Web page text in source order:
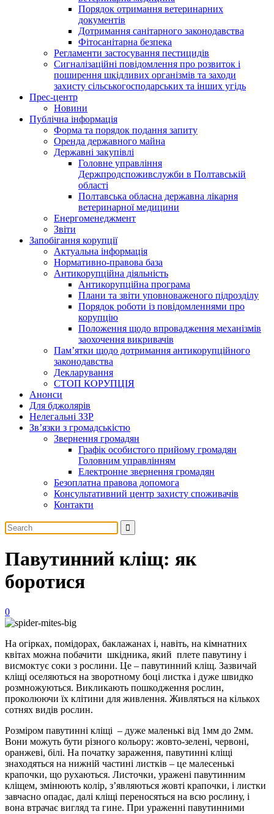
Порядок отримання ветеринарних
документів
Дотримання санітарного законодавства
Фітосанітарна безпека
Регламенти застосування пестицидів
Сигналізаційні повідомлення про розвиток і
поширення шкідливих організмів та заходи
захисту сільськогосподарських та інших угідь
Прес-центр
Новини
Публічна інформація
Форма та порядок подання запиту
Оренда державного майна
Державні закупівлі
Головне управління
Держпродспоживслужби в Полтавській
області
Полтавська обласна державна лікарня
ветеринарної медицини
Енергоменеджмент
Звіти
Запобігання корупції
Актуальна інформація
Нормативно-правова база
Антикорупційна діяльність
Антикорупційна програма
Плани та звіти уповноваженого підрозділу
Порядок роботи із повідомленнями про
корупцію
Положення щодо впровадження механізмів
заохочення викривачів
Пам’ятки щодо дотримання антикорупційного
законодавства
Декларування
СТОП КОРУПЦІЯ
Анонси
Для бджолярів
Нелегальні ЗЗР
Зв’язки з громадськістю
Звернення громадян
Графік особистого прийому громадян
Головним управлінням
Електронне звернення громадян
Безоплатна правова допомога
Консультативний центр захисту споживачів
Контакти
Павутинний кліщ: як
боротися
0
На огірках, помідорах, баклажанах і, навіть, на кімнатних
квітах можна побачити шкідника, який плете павутину і
висмоктує соки з рослини. Це – павутинний кліщ. Зазвичай
кліщі оселяються на зворотному боці листка і дуже швидко
розмножуються. Викликають пошкодження рослин,
проколюючи їх клітини для живлення. Живляться на кількох
сотнях видів рослин.
Розміром павутинні кліщі – дуже маленькі від 1мм до 2мм.
Вони можуть бути різного кольору: жовто-зелені, червоні,
оранжеві, білі. На початку зараження, павутинні кліщі
знаходяться на нижній частині листків – це малесенькі
крапочки, що рухаються. Листочки, уражені павутинним
кліщем, змінюють колір, з’являються жовті крапочки, і листки
завчасно опадає, далі кліщі переносяться на всю рослину, і
вона втрачає вигляд та гине. При ураженні павутинними